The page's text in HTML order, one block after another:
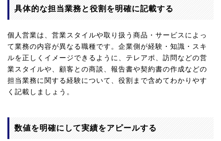
具体的な担当業務と役割を明確に記載する
個人営業は、営業スタイルや取り扱う商品・サービスによっ
て業務の内容が異なる職種です。企業側が経験・知識・スキ
ルを正しくイメージできるように、テレアポ、訪問などの営
業スタイルや、顧客との商談、報告書や契約書の作成などの
担当業務に関する経験について、役割まで含めてわかりやす
く記載しましょう。
数値を明確にして実績をアピールする